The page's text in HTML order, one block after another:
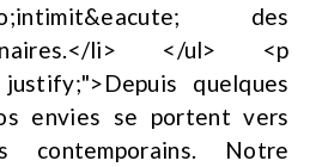
des
li> </ul> <p
quelques
envies se portent vers
Notre